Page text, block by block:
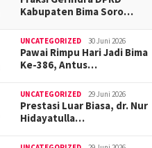
Kabupaten Bima Soro…
UNCATEGORIZED 30 Juni 2026
Pawai Rimpu Hari Jadi Bima
Ke-386, Antus…
UNCATEGORIZED 29 Juni 2026
Prestasi Luar Biasa, dr. Nur
Hidayatulla…